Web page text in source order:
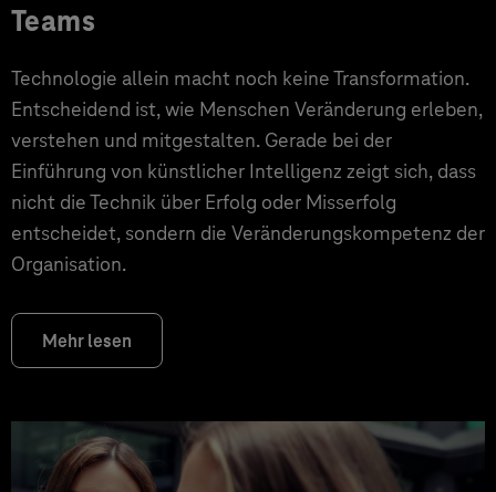
Teams
Technologie allein macht noch keine Transformation.
Entscheidend ist, wie Menschen Veränderung erleben,
verstehen und mitgestalten. Gerade bei der
Einführung von künstlicher Intelligenz zeigt sich, dass
nicht die Technik über Erfolg oder Misserfolg
entscheidet, sondern die Veränderungskompetenz der
Organisation.
Mehr lesen